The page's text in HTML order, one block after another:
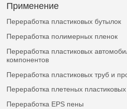
Применение
Переработка пластиковых бутылок
Переработка полимерных пленок
Переработка пластиковых
компонентов
Переработка пластиковых труб и
Переработка плетеных
Переработка EPS пены